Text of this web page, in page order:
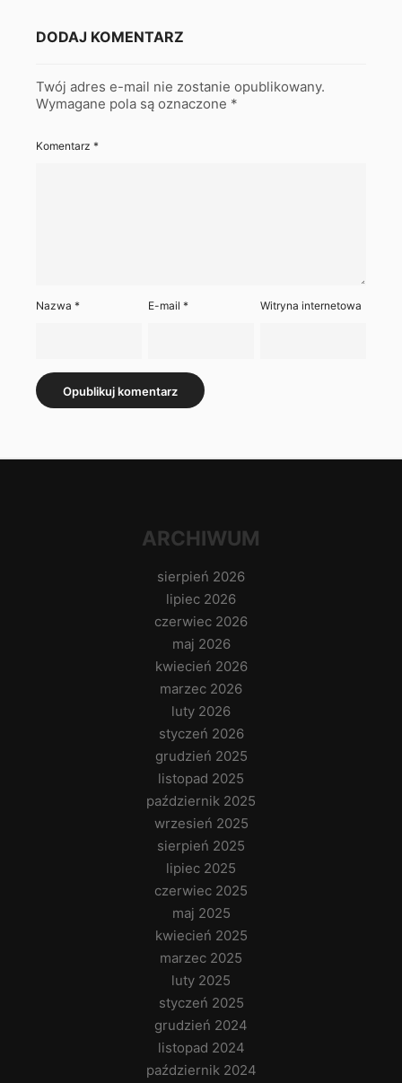
DODAJ KOMENTARZ
Twój adres e-mail nie zostanie opublikowany.
Wymagane pola są oznaczone *
Komentarz *
Nazwa * E-mail* Witryna internetowa
ARCHIWUM
sierpień 2026
lipiec 2026
czerwiec 2026
maj 2026
kwiecień 2026
marzec 2026
luty 2026
styczeń 2026
grudzień 2025
listopad 2025
październik 2025
wrzesień 2025
sierpień 2025
lipiec 2025
czerwiec 2025
maj 2025
kwiecień 2025
marzec 2025
luty 2025
styczeń 2025
grudzień 2024
listopad 2024
październik 2024